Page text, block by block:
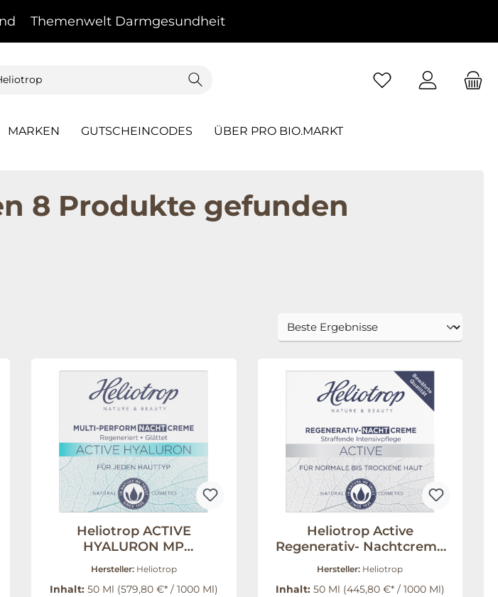
Themenwelt Darmgesundheit
MARKEN GUTSCHEINCODES ÜBER PRO BIO.MARKT
8 Produkte gefunden
Heliotrop ACTIVE
HYALURON MP
Nachtcreme 50 ml
Hersteller: Heliotrop
Inhalt: 50 Ml (579,80 €* / 1000 Ml)
Heliotrop Active
Regenerativ- Nachtcreme
50 ml
Hersteller: Heliotrop
Inhalt: 50 Ml (445,80 €* / 1000 Ml)